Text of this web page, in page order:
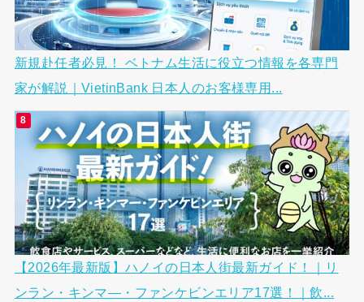
新規赴任者必見！ ベトナム生活に役立つ情報を各専門
家が解説｜VietinBank 日本人のお客様専用...
【2026年最新版】ハノイの日本人街最新ガイド！｜リ
ンラン・キンマ―・ファンケビンエリア17選！｜飲...